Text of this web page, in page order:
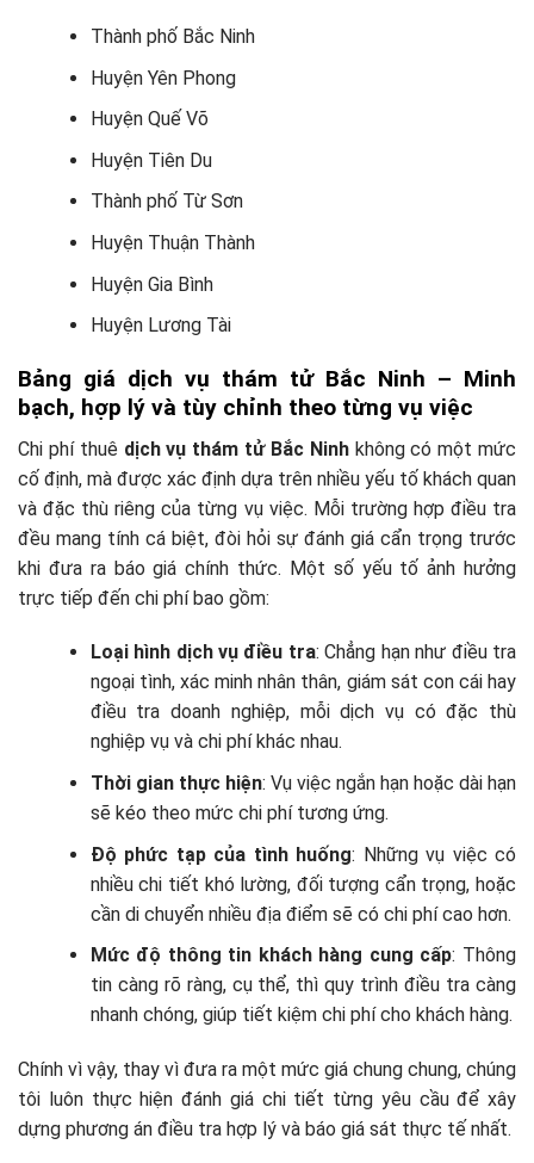
Thành phố Bắc Ninh
Huyện Yên Phong
Huyện Quế Võ
Huyện Tiên Du
Thành phố Từ Sơn
Huyện Thuận Thành
Huyện Gia Bình
Huyện Lương Tài
Bảng giá dịch vụ thám tử Bắc Ninh – Minh
bạch, hợp lý và tùy chỉnh theo từng vụ việc
Chi phí thuê dịch vụ thám tử Bắc Ninhkhông có một mức
cố định, mà được xác định dựa trên nhiều yếu tố khách quan
và đặc thù riêng của từng vụ việc. Mỗi trường hợp điều tra
đều mang tính cá biệt, đòi hỏi sự đánh giá cẩn trọng trước
khi đưa ra báo giá chính thức. Một số yếu tố ảnh hưởng
trực tiếp đến chi phí bao gồm:
Loại hình dịch vụ điều tra: Chẳng hạn như điều tra
ngoại tình, xác minh nhân thân, giám sát con cái hay
điều tra doanh nghiệp, mỗi dịch vụ có đặc thù
nghiệp vụ và chi phí khác nhau.
Thời gian thực hiện: Vụ việc ngắn hạn hoặc dài hạn
sẽ kéo theo mức chi phí tương ứng.
Độ phức tạp của tình huống: Những vụ việc có
nhiều chi tiết khó lường, đối tượng cẩn trọng, hoặc
cần di chuyển nhiều địa điểm sẽ có chi phí cao hơn.
Mức độ thông tin khách hàng cung cấp: Thông
tin càng rõ ràng, cụ thể, thì quy trình điều tra càng
nhanh chóng, giúp tiết kiệm chi phí cho khách hàng.
Chính vì vậy, thay vì đưa ra một mức giá chung chung, chúng
tôi luôn thực hiện đánh giá chi tiết từng yêu cầu để xây
dựng phương án điều tra hợp lý và báo giá sát thực tế nhất.